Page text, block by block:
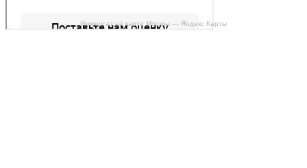
Иммергаз на карте Москвы — Яндекс Карты